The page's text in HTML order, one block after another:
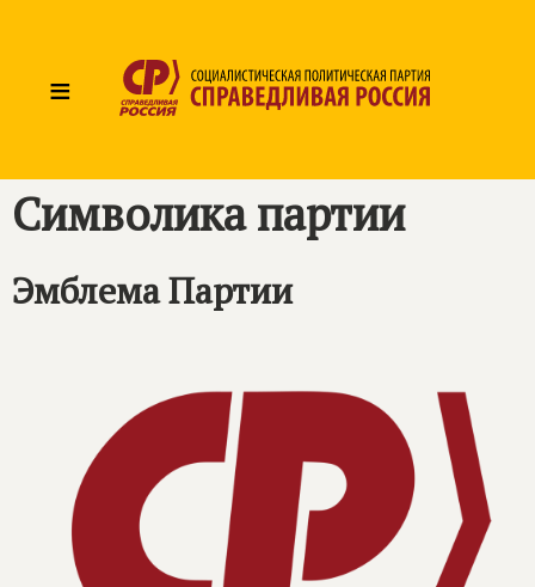
≡
Символика партии
Эмблема Партии